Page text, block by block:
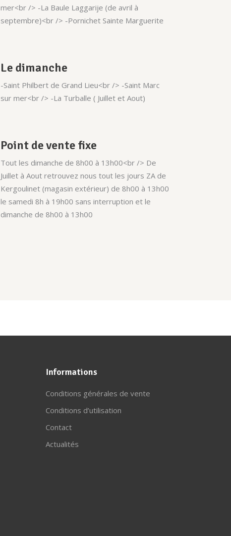
mer<br /> -La Baule Laggarije (de avril à
septembre)<br /> -Pornichet Sainte Marguerite
Le dimanche
-Saint Philbert de Grand Lieu<br /> -Saint Marc
sur mer<br /> -La Turballe ( Juillet et Aout)
Point de vente fixe
Tout les dimanche de 8h00 à 13h00<br /> De
Juillet à Aout retrouvez nous tout les jours ZA de
Kergoulinet (magasin extérieur) de 8h00 à 13h00
le samedi 8h à 19h00 sans interruption et le
dimanche de 8h00 à 13h00
Informations
Conditions générales de vente
Conditions d’utilisation
Contact
Actualités